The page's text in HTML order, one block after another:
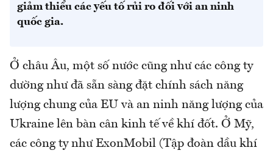
giảm thiểu các yếu tố rủi ro đối với an ninh
quốc gia.
Ở châu Âu, một số nước cũng như các công ty
dường như đã sẵn sàng đặt chính sách năng
lượng chung của EU và an ninh năng lượng của
Ukraine lên bàn cân kinh tế về khí đốt. Ở Mỹ,
các công ty như ExonMobil (Tập đoàn dầu khí